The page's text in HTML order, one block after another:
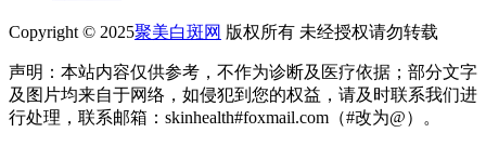
Copyright © 2025聚美白斑网 版权所有 未经授权请勿转载
声明：本站内容仅供参考，不作为诊断及医疗依据；部分文字
及图片均来自于网络，如侵犯到您的权益，请及时联系我们进
行处理，联系邮箱：skinhealth#foxmail.com（#改为@）。